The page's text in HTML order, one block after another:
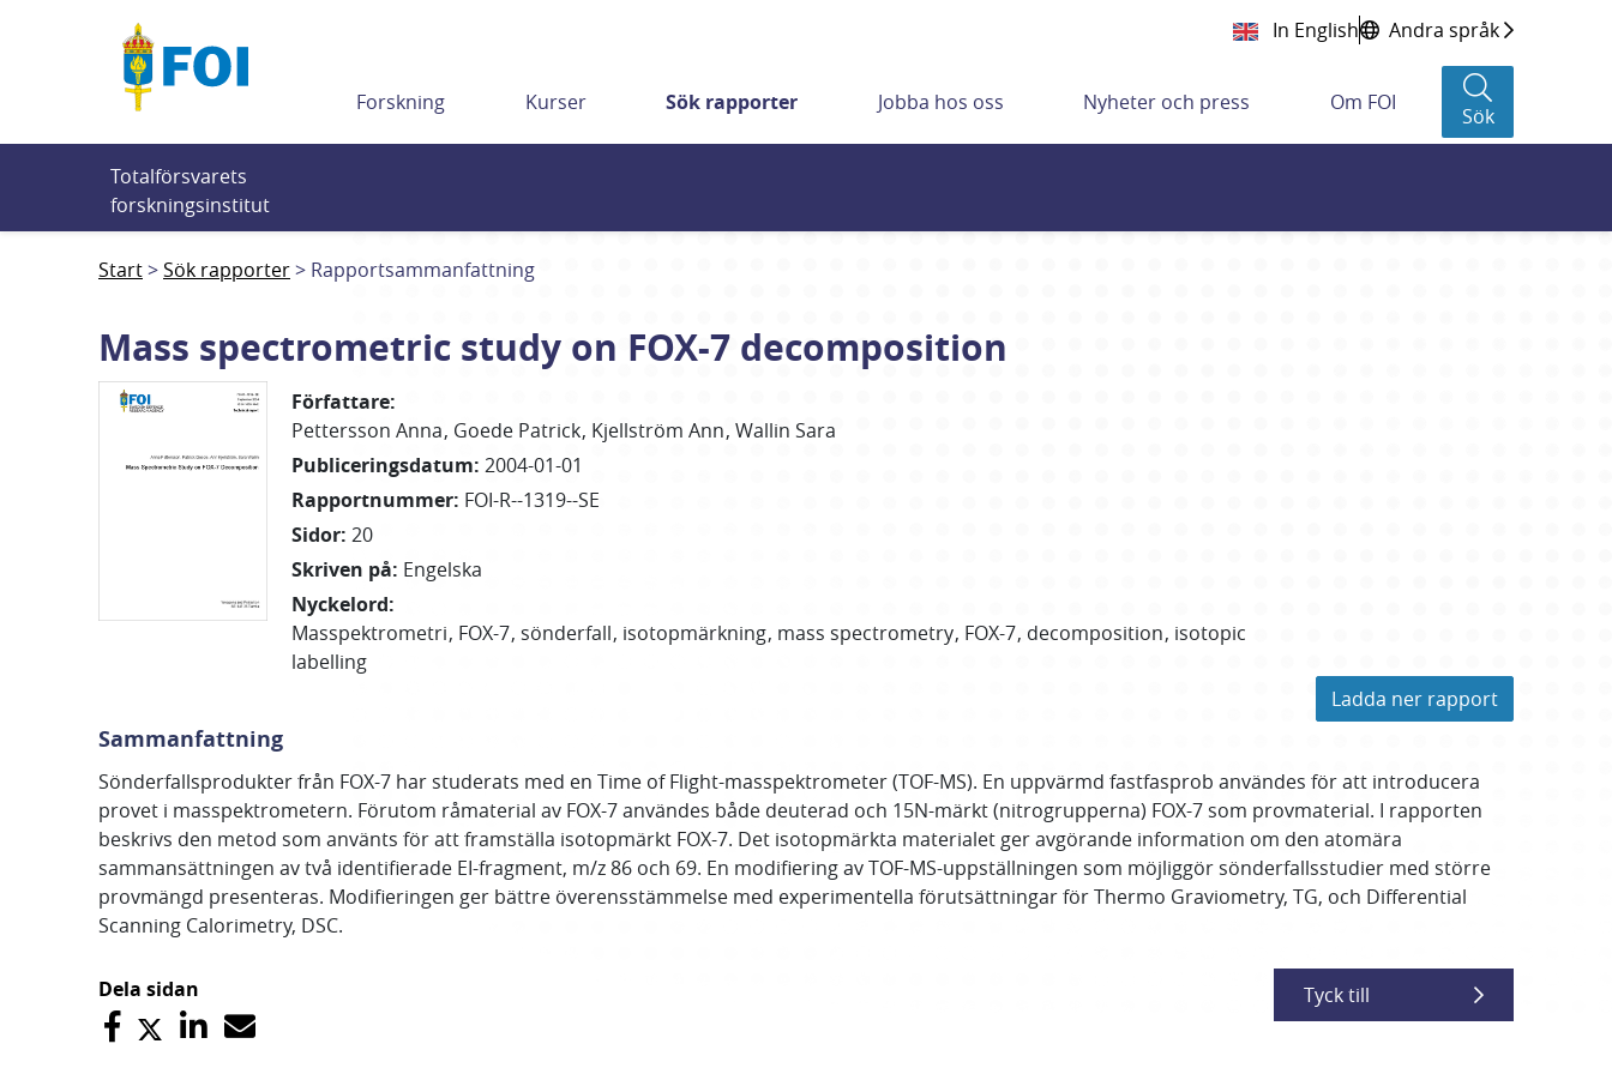
In English Andra språk
Forskning Kurser Sök rapporter Jobba hos oss Nyheter och press Om FOI
Sök
Totalförsvarets
forskningsinstitut
Start Sök rapporter Rapportsammanfattning
Mass spectrometric study on FOX-7 decomposition
Författare:
Pettersson Anna Goede Patrick Kjellström Ann Wallin Sara
Publiceringsdatum: 2004-01-01
Rapportnummer: FOI-R--1319--SE
Sidor: 20
Skriven på: Engelska
Nyckelord:
Masspektrometri FOX-7 sönderfall isotopmärkning mass spectrometry FOX-7 decomposition isotopic
labelling
Ladda ner rapport
Sammanfattning
Sönderfallsprodukter från FOX-7 har studerats med en Time of Flight-masspektrometer (TOF-MS). En uppvärmd fastfasprob användes för att introducera
provet i masspektrometern. Förutom råmaterial av FOX-7 användes både deuterad och 15N-märkt (nitrogrupperna) FOX-7 som provmaterial. I rapporten
beskrivs den metod som använts för att framställa isotopmärkt FOX-7. Det isotopmärkta materialet ger avgörande information om den atomära
sammansättningen av två identifierade EI-fragment, m/z 86 och 69. En modifiering av TOF-MS-uppställningen som möjliggör sönderfallsstudier med större
provmängd presenteras. Modifieringen ger bättre överensstämmelse med experimentella förutsättningar för Thermo Graviometry, TG, och Differential
Scanning Calorimetry, DSC.
Dela sidan Tyck till